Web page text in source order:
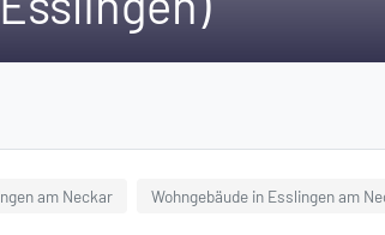
am Neckar Wohngebäude in Esslingen am